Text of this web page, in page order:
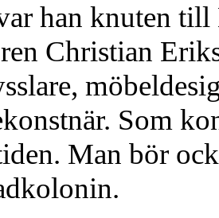
han knuten
Christian
Som
Man bör